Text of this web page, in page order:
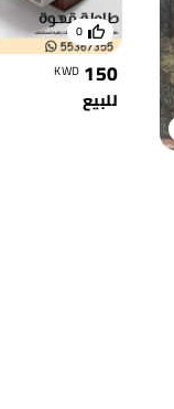
0
150
KWD
للبيع